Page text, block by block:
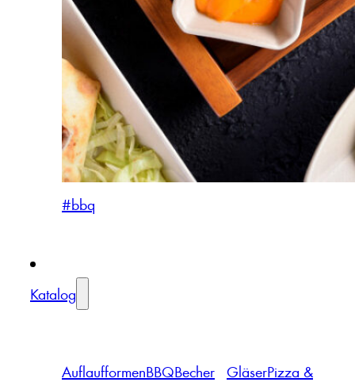
#bbq
Katalog
AuflaufformenBBQBecher GläserPizza &